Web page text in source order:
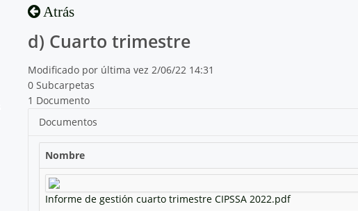
Atrás
d) Cuarto trimestre
Modificado por última vez 2/06/22 14:31
0 Subcarpetas
1 Documento
Documentos
Nombre
Informe de gestión cuarto trimestre CIPSSA 2022.pdf